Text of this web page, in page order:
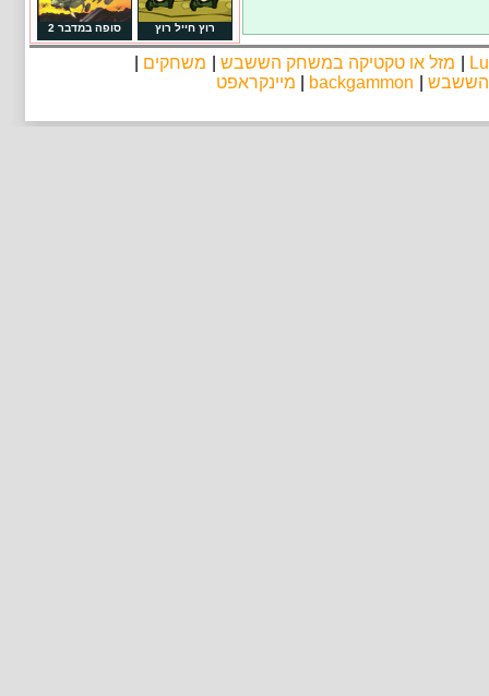
רוץ חייל רוץ סופה במדבר 2
מזל או טקטיקה במשחק הששבש משחקים
הששבש
backgammon מיינקראפט